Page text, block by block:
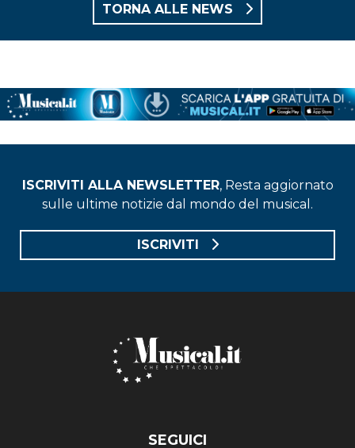
TORNA ALLE NEWS
ISCRIVITI ALLA NEWSLETTER, Resta aggiornato
sulle ultime notizie dal mondo del musical.
ISCRIVITI
SEGUICI